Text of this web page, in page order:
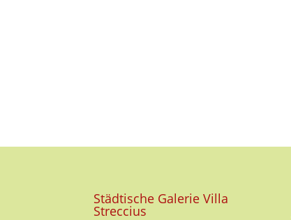
Städtische Galerie Villa
Streccius